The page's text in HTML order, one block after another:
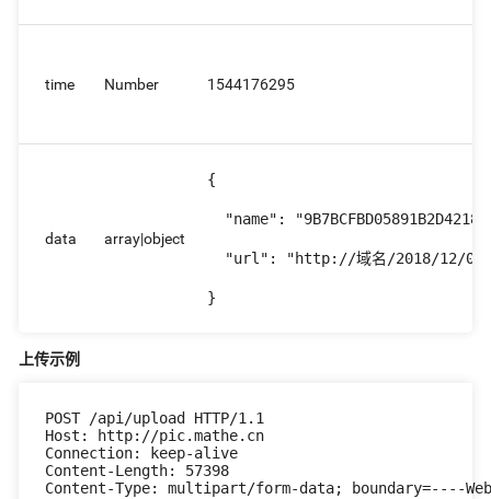
time Number 1544176295
data array|object
{
"name":
"url": "http://域名/2018/12/
}
上传示例
POST /api/upload HTTP/1.1
Host: http://pic.mathe.cn
Connection: keep-alive
Content-Length: 57398
Content-Type: multipart/form-data; boundary=----